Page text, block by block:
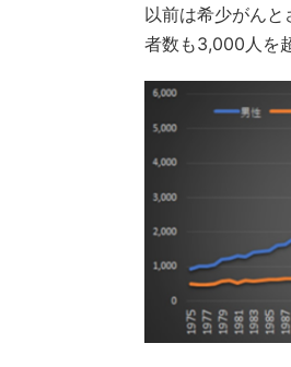
以前は希少がん
者数も3,000人を